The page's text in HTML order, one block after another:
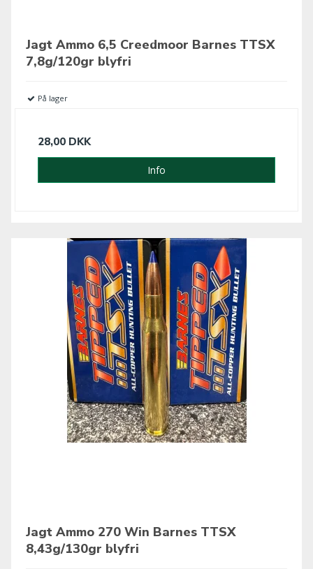
Jagt Ammo 6,5 Creedmoor Barnes TTSX
7,8g/120gr blyfri
På lager
28,00 DKK
Info
Jagt Ammo 270 Win Barnes TTSX
8,43g/130gr blyfri